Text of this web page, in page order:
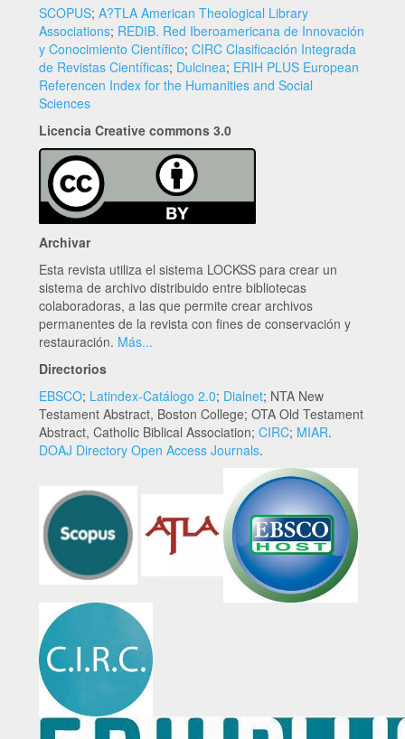
SCOPUS; A?TLA American Theological Library
Associations; REDIB. Red Iberoamericana de Innovación
y Conocimiento Científico; CIRC Clasificación Integrada
de Revistas Científicas; Dulcinea; ERIH PLUS European
Referencen Index for the Humanities and Social
Sciences
Licencia Creative commons 3.0
Archivar
Esta revista utiliza el sistema LOCKSS para crear un
sistema de archivo distribuido entre bibliotecas
colaboradoras, a las que permite crear archivos
permanentes de la revista con fines de conservación y
restauración. Más...
Directorios
EBSCO; Latindex-Catálogo 2.0; Dialnet; NTA New
Testament Abstract, Boston College; OTA Old Testament
Abstract, Catholic Biblical Association; CIRC; MIAR.
DOAJ Directory Open Access Journals.